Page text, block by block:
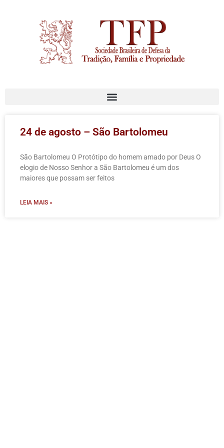
24 de agosto – São Bartolomeu
São Bartolomeu O Protótipo do homem amado por Deus O
elogio de Nosso Senhor a São Bartolomeu é um dos
maiores que possam ser feitos
LEIA MAIS »